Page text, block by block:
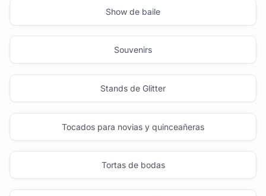
Show de baile
Souvenirs
Stands de Glitter
Tocados para novias y quinceañeras
Tortas de bodas